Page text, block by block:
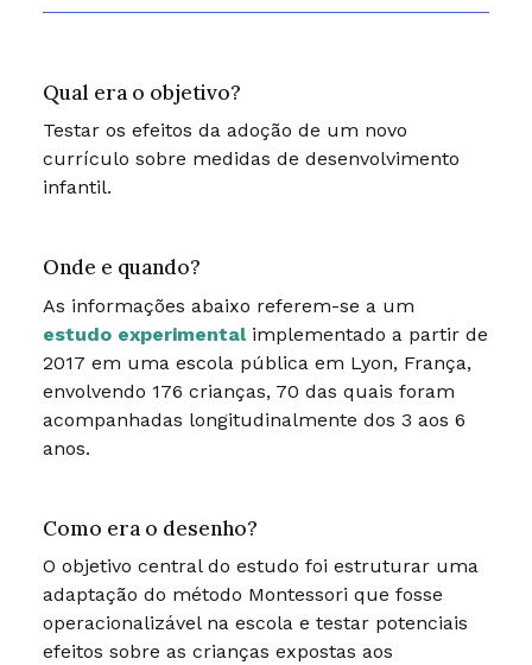
Qual era o objetivo?
Testar os efeitos da adoção de um novo
currículo sobre medidas de desenvolvimento
infantil.
Onde e quando?
As informações abaixo referem-se a um
estudo experimentalimplementado a partir de
2017 em uma escola pública em Lyon, França,
envolvendo 176 crianças, 70 das quais foram
acompanhadas longitudinalmente dos 3 aos 6
anos.
Como era o desenho?
O objetivo central do estudo foi estruturar uma
adaptação do método Montessori que fosse
operacionalizável na escola e testar potenciais
efeitos sobre as crianças expostas aos